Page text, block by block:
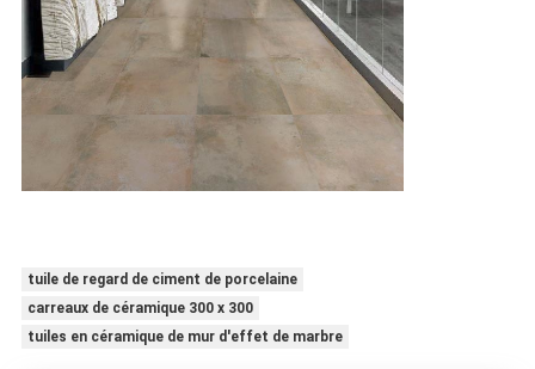
tuile de regard de ciment de porcelaine
carreaux de céramique 300 x 300
tuiles en céramique de mur d'effet de marbre